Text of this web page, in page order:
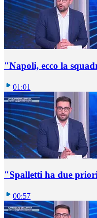
"Napoli, ecco la
01:01
"Spalletti ha due
00:57